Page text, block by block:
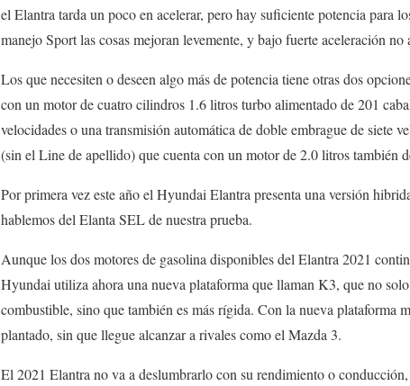
el Elantra tarda un poco en acelerar, pero hay suficiente potencia para
manejo Sport las cosas mejoran levemente, y bajo fuerte aceleración
Los que necesiten o deseen algo más de potencia tiene otras dos
con un motor de cuatro cilindros 1.6 litros turbo alimentado de 201
velocidades o una transmisión automática de doble embrague de siete
(sin el Line de apellido) que cuenta con un motor de 2.0 litros también
Por primera vez este año el Hyundai Elantra presenta una versión
hablemos del Elanta SEL de nuestra prueba.
Aunque los dos motores de gasolina disponibles del Elantra 2021
Hyundai utiliza ahora una nueva plataforma que llaman K3, que no
combustible, sino que también es más rígida. Con la nueva plataforma
plantado, sin que llegue alcanzar a rivales como el Mazda 3.
El 2021 Elantra no va a deslumbrarlo con su rendimiento o